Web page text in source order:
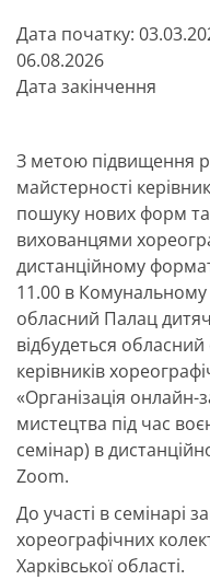
Дата початку:
06.08.2026
Дата закінчення
З метою підвищення
майстерності
пошуку нових форм
вихованцями
дистанційному
11.00 в Комунальному
обласний Палац
відбудеться
керівників
«Організація онлайн-
мистецтва під час
семінар) в
Zoom.
До участі в семінарі
хореографічних
Харківської області.